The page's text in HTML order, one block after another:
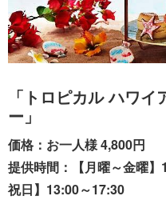
「トロピカル ハワ
ー」
価格：お一人様 4,800円
提供時間：【月曜～金曜
祝日】13:00～17:30